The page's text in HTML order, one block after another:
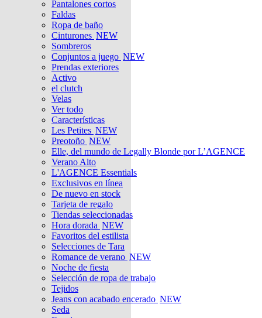
Pantalones cortos
Faldas
Ropa de baño
Cinturones NEW
Sombreros
Conjuntos a juego NEW
Prendas exteriores
Activo
el clutch
Velas
Ver todo
Características
Les Petites NEW
Preotoño NEW
Elle, del mundo de Legally Blonde por L’AGENCE
Verano Alto
L'AGENCE Essentials
Exclusivos en línea
De nuevo en stock
Tarjeta de regalo
Tiendas seleccionadas
Hora dorada NEW
Favoritos del estilista
Selecciones de Tara
Romance de verano NEW
Noche de fiesta
Selección de ropa de trabajo
Tejidos
Jeans con acabado encerado NEW
Seda